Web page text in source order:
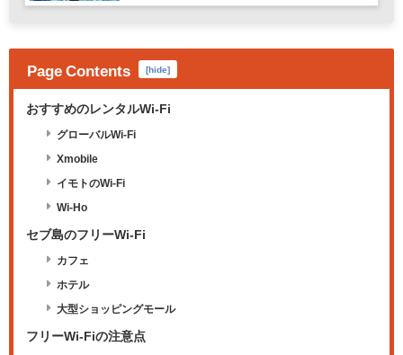
Page Contents [hide]
おすすめのレンタルWi-Fi
グローバルWi-Fi
Xmobile
イモトのWi-Fi
Wi-Ho
セブ島のフリーWi-Fi
カフェ
ホテル
大型ショッピングモール
フリーWi-Fiの注意点